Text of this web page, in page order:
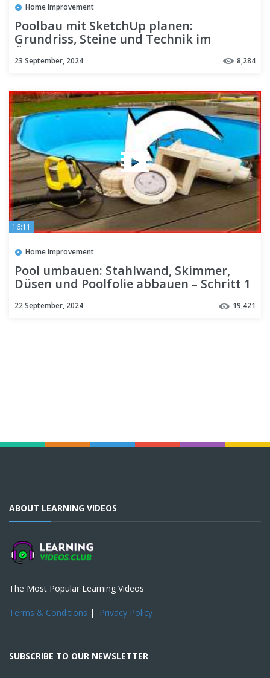
Home Improvement
Poolbau mit SketchUp planen:
Grundriss, Steine und Technik im
Überblick – Teil 4
23 September, 2024 8,284
16:11
Home Improvement
Pool umbauen: Stahlwand, Skimmer,
Düsen und Poolfolie abbauen – Schritt 1
22 September, 2024 19,421
ABOUT LEARNING VIDEOS
The Most Popular Learning Videos
Terms & Conditions | Privacy Policy
SUBSCRIBE TO OUR NEWSLETTER